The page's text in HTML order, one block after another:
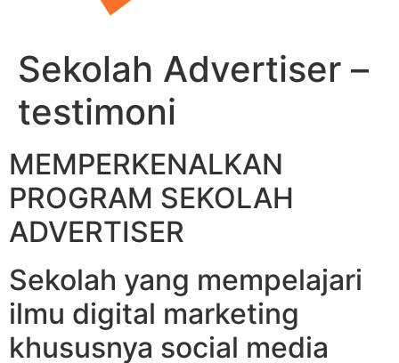
Sekolah Advertiser –
testimoni
MEMPERKENALKAN
PROGRAM SEKOLAH
ADVERTISER
Sekolah yang mempelajari
ilmu digital marketing
khususnya social media